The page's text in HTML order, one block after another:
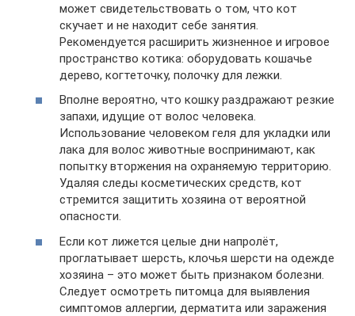
может свидетельствовать о том, что кот
скучает и не находит себе занятия.
Рекомендуется расширить жизненное и игровое
пространство котика: оборудовать кошачье
дерево, когтеточку, полочку для лежки.
Вполне вероятно, что кошку раздражают резкие
запахи, идущие от волос человека.
Использование человеком геля для укладки или
лака для волос животные воспринимают, как
попытку вторжения на охраняемую территорию.
Удаляя следы косметических средств, кот
стремится защитить хозяина от вероятной
опасности.
Если кот лижется целые дни напролёт,
проглатывает шерсть, клочья шерсти на одежде
хозяина – это может быть признаком болезни.
Следует осмотреть питомца для выявления
симптомов аллергии, дерматита или заражения